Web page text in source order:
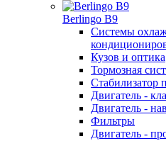
Berlingo B9
Системы
Кузов и оптика
Тормозная
Стабилизатор
Двигатель -
Двигатель -
Фильтры
Двигатель -